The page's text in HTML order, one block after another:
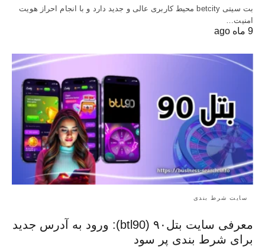
بت سیتی betcity محیط کاربری عالی و جدید دارد و با انجام احراز هویت
امنیت…
9 ماه ago
سایت شرط بندی
معرفی سایت بتل۹۰ (btl90): ورود به آدرس جدید
برای شرط بندی پر سود